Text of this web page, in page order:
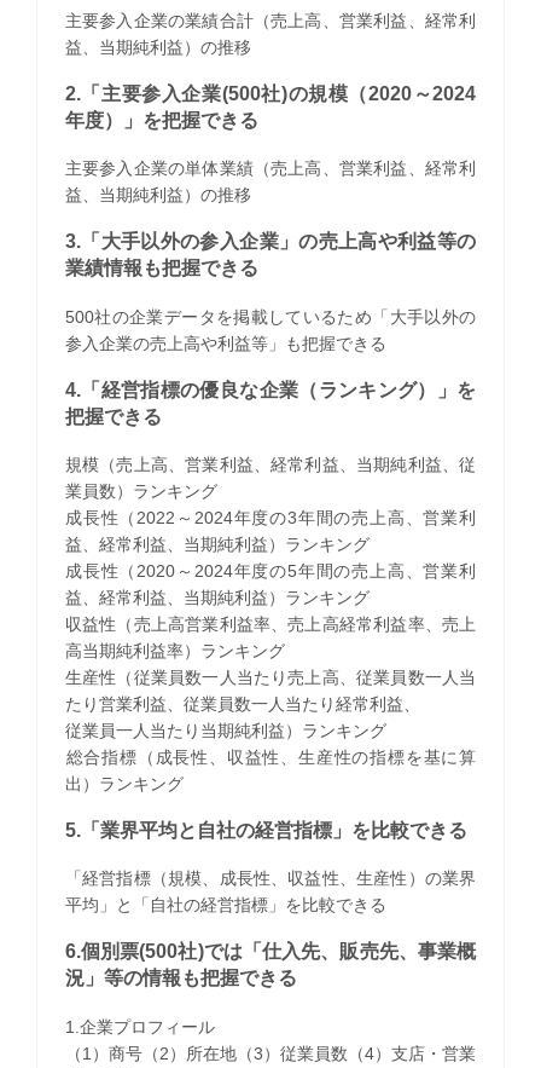
主要参入企業の業績合計（売上高、営業利益、経常利
益、当期純利益）の推移
2.「主要参入企業(500社)の規模（2020～2024
年度）」を把握できる
主要参入企業の単体業績（売上高、営業利益、経常利
益、当期純利益）の推移
3.「大手以外の参入企業」の売上高や利益等の
業績情報も把握できる
500社の企業データを掲載しているため「大手以外の
参入企業の売上高や利益等」も把握できる
4.「経営指標の優良な企業（ランキング）」を
把握できる
規模（売上高、営業利益、経常利益、当期純利益、従
業員数）ランキング
成長性（2022～2024年度の3年間の売上高、営業利
益、経常利益、当期純利益）ランキング
成長性（2020～2024年度の5年間の売上高、営業利
益、経常利益、当期純利益）ランキング
収益性（売上高営業利益率、売上高経常利益率、売上
高当期純利益率）ランキング
生産性（従業員数一人当たり売上高、従業員数一人当
たり営業利益、従業員数一人当たり経常利益、
従業員一人当たり当期純利益）ランキング
​総合指標（成長性、収益性、生産性の指標を基に算
出）ランキング
5.「業界平均と自社の経営指標」を比較できる
「経営指標（規模、成長性、収益性、生産性）の業界
平均」と「自社の経営指標」を比較できる
6.個別票(500社)では「仕入先、販売先、事業概
況」等の情報も把握できる
1.企業プロフィール
（1）商号（2）所在地（3）従業員数（4）支店・営業